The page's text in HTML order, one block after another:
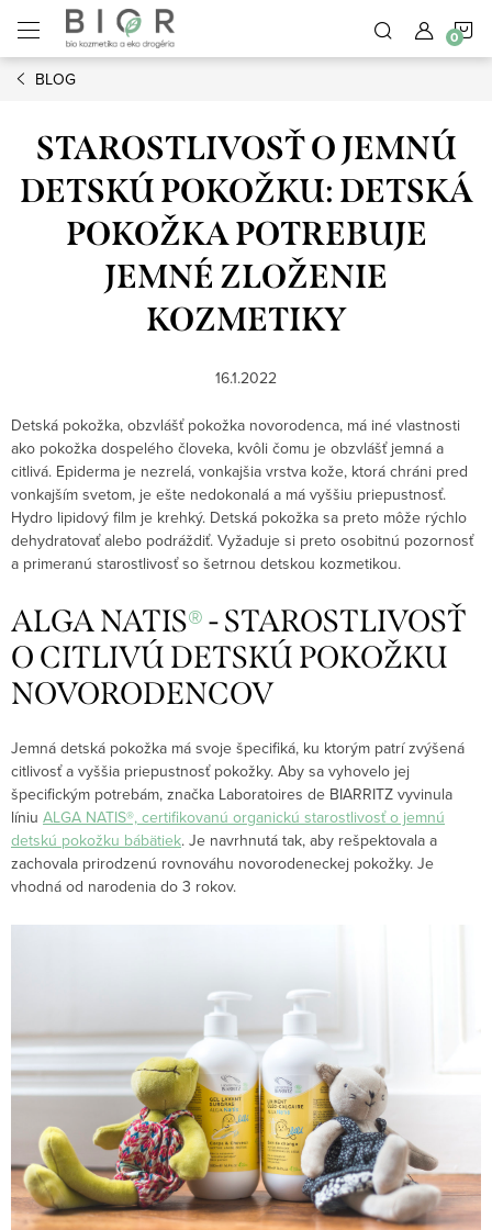
obsah
BLOG
STAROSTLIVOSŤ O JEMNÚ
DETSKÚ POKOŽKU: DETSKÁ
POKOŽKA POTREBUJE
JEMNÉ ZLOŽENIE
KOZMETIKY
16.1.2022
Detská pokožka, obzvlášť pokožka novorodenca, má iné vlastnosti
ako pokožka dospelého človeka, kvôli čomu je obzvlášť jemná a
citlivá. Epiderma je nezrelá, vonkajšia vrstva kože, ktorá chráni pred
vonkajším svetom, je ešte nedokonalá a má vyššiu priepustnosť.
Hydro lipidový film je krehký. Detská pokožka sa preto môže rýchlo
dehydratovať alebo podráždiť. Vyžaduje si preto osobitnú pozornosť
a primeranú starostlivosť so šetrnou detskou kozmetikou.
ALGA NATIS®- STAROSTLIVOSŤ
O CITLIVÚ DETSKÚ POKOŽKU
NOVORODENCOV
Jemná detská pokožka má svoje špecifiká, ku ktorým patrí zvýšená
citlivosť a vyššia priepustnosť pokožky. Aby sa vyhovelo jej
špecifickým potrebám, značka Laboratoires de BIARRITZ vyvinula
líniu ALGA NATIS®, certifikovanú organickú starostlivosť o jemnú
detskú pokožku bábätiek. Je navrhnutá tak, aby rešpektovala a
zachovala prirodzenú rovnováhu novorodeneckej pokožky. Je
vhodná od narodenia do 3 rokov.